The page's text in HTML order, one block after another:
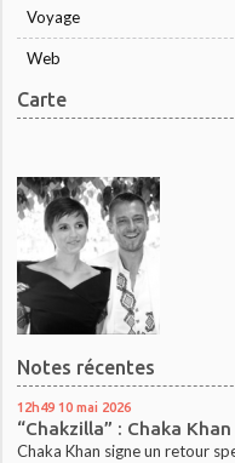
Voyage
Web
Carte
Notes récentes
12h49 10 mai 2026
“Chakzilla” : Chaka
Chaka Khan signe un retour